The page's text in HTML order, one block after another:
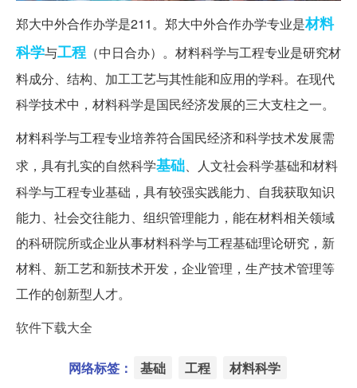
郑大中外合作办学是211。郑大中外合作办学专业是材料
科学与工程 （中日合办）。材料科学与工程专业是研究材
料成分、结构、加工工艺与其性能和应用的学科。在现代
科学技术中，材料科学是国民经济发展的三大支柱之一。
材料科学与工程专业培养符合国民经济和科学技术发展需
求，具有扎实的自然科学基础、人文社会科学基础和材料
科学与工程专业基础，具有较强实践能力、自我获取知识
能力、社会交往能力、组织管理能力，能在材料相关领域
的科研院所或企业从事材料科学与工程基础理论研究，新
材料、新工艺和新技术开发，企业管理，生产技术管理等
工作的创新型人才。
软件下载大全
网络标签： 基础 工程 材料科学